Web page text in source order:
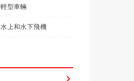
輕型車輛
水上和水下飛機